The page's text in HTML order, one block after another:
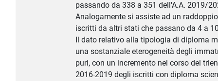
passando da 338 a 351 dell'A.A. 2019/
Analogamente si assiste ad un
iscritti da altri stati che passano da 4 a
Il dato relativo alla tipologia di diploma
una sostanziale eterogeneità degli
puri, con un incremento nel corso del
2016-2019 degli iscritti con diploma